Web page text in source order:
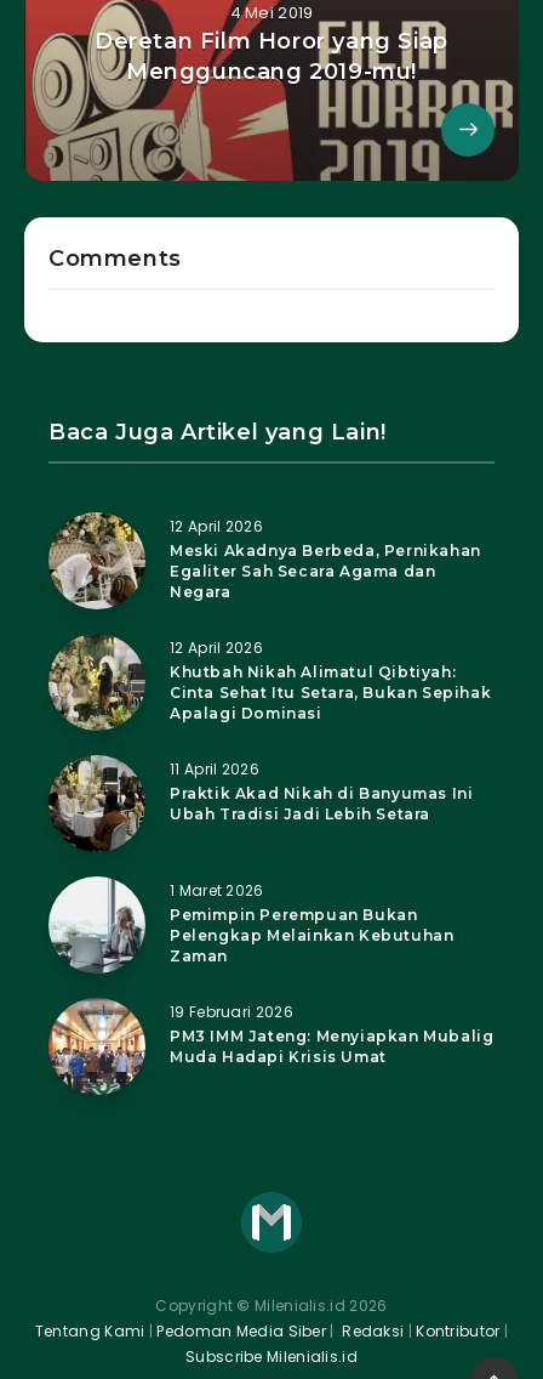
4 Mei 2019
Deretan Film Horor yang Siap
Mengguncang 2019-mu!
Comments
Baca Juga Artikel yang Lain!
12 April 2026
Meski Akadnya Berbeda, Pernikahan
Egaliter Sah Secara Agama dan
Negara
12 April 2026
Khutbah Nikah Alimatul Qibtiyah:
Cinta Sehat Itu Setara, Bukan Sepihak
Apalagi Dominasi
11 April 2026
Praktik Akad Nikah di Banyumas Ini
Ubah Tradisi Jadi Lebih Setara
1 Maret 2026
Pemimpin Perempuan Bukan
Pelengkap Melainkan Kebutuhan
Zaman
19 Februari 2026
PM3 IMM Jateng: Menyiapkan Mubalig
Muda Hadapi Krisis Umat
Copyright © Milenialis.id 2026
Tentang Kami |Pedoman Media Siber | Redaksi |Kontributor |
Subscribe Milenialis.id